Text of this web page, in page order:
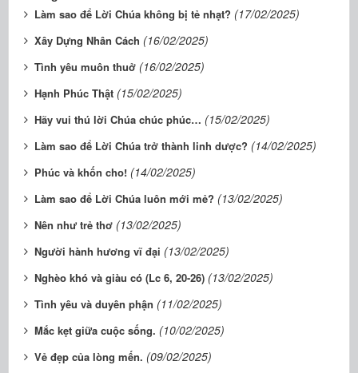
Làm sao để Lời Chúa không bị tẻ nhạt? (17/02/2025)
Xây Dựng Nhân Cách (16/02/2025)
Tình yêu muôn thuở (16/02/2025)
Hạnh Phúc Thật (15/02/2025)
Hãy vui thú lời Chúa chúc phúc… (15/02/2025)
Làm sao để Lời Chúa trở thành linh dược? (14/02/2025)
Phúc và khốn cho! (14/02/2025)
Làm sao để Lời Chúa luôn mới mẻ? (13/02/2025)
Nên như trẻ thơ (13/02/2025)
Người hành hương vĩ đại (13/02/2025)
Nghèo khó và giàu có (Lc 6, 20-26) (13/02/2025)
Tình yêu và duyên phận (11/02/2025)
Mắc kẹt giữa cuộc sống. (10/02/2025)
Vẻ đẹp của lòng mến. (09/02/2025)